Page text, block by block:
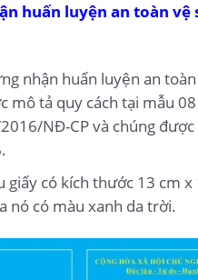
huấn luyện an toàn vệ
nhận huấn luyện an
mô tả quy cách tại mẫu
NĐ-CP và chúng được
giấy có kích thước 13 cm x
nó có màu xanh da trời.